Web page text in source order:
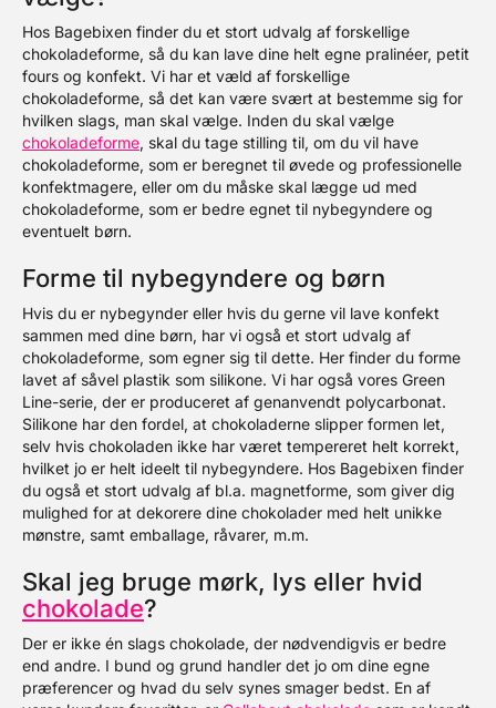
Hos Bagebixen finder du et stort udvalg af forskellige
chokoladeforme, så du kan lave dine helt egne pralinéer, petit
fours og konfekt. Vi har et væld af forskellige
chokoladeforme, så det kan være svært at bestemme sig for
hvilken slags, man skal vælge. Inden du skal vælge
chokoladeforme, skal du tage stilling til, om du vil have
chokoladeforme, som er beregnet til øvede og professionelle
konfektmagere, eller om du måske skal lægge ud med
chokoladeforme, som er bedre egnet til nybegyndere og
eventuelt børn.
Forme til nybegyndere og børn
Hvis du er nybegynder eller hvis du gerne vil lave konfekt
sammen med dine børn, har vi også et stort udvalg af
chokoladeforme, som egner sig til dette. Her finder du forme
lavet af såvel plastik som silikone. Vi har også vores Green
Line-serie, der er produceret af genanvendt polycarbonat.
Silikone har den fordel, at chokoladerne slipper formen let,
selv hvis chokoladen ikke har været tempereret helt korrekt,
hvilket jo er helt ideelt til nybegyndere. Hos Bagebixen finder
du også et stort udvalg af bl.a. magnetforme, som giver dig
mulighed for at dekorere dine chokolader med helt unikke
mønstre, samt emballage, råvarer, m.m.
Skal jeg bruge mørk, lys eller hvid
chokolade?
Der er ikke én slags chokolade, der nødvendigvis er bedre
end andre. I bund og grund handler det jo om dine egne
præferencer og hvad du selv synes smager bedst. En af